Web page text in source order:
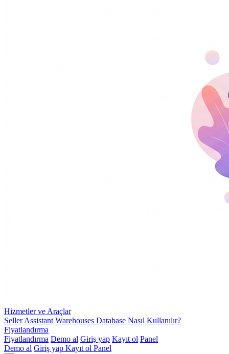
Hizmetler ve Araçlar
Seller Assistant Warehouses Database Nasıl Kullanılır?
Fiyatlandırma
Fiyatlandırma Demo al Giriş yap Kayıt ol Panel
Demo al Giriş yap Kayıt ol Panel